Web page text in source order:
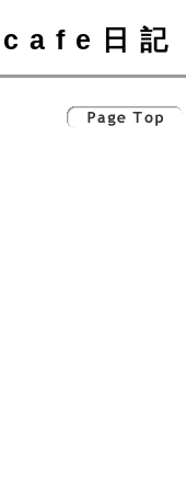
cafe日記